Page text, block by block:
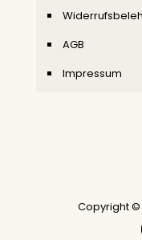
AGB
Impressum
Copyright ©